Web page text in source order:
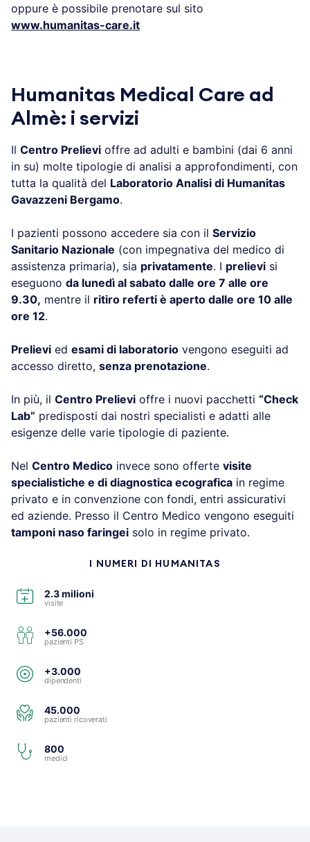
oppure è possibile prenotare sul sito
www.humanitas-care.it
Humanitas Medical Care ad
Almè: i servizi
Il Centro Prelievi offre ad adulti e bambini (dai 6 anni
in su) molte tipologie di analisi a approfondimenti, con
tutta la qualità del Laboratorio Analisi di Humanitas
Gavazzeni Bergamo.
I pazienti possono accedere sia con il Servizio
Sanitario Nazionale (con impegnativa del medico di
assistenza primaria), sia privatamente. I prelievi si
eseguono da lunedì al sabato dalle ore 7 alle ore
9.30, mentre il ritiro referti è aperto dalle ore 10 alle
ore 12.
Prelievi ed esami di laboratorio vengono eseguiti ad
accesso diretto, senza prenotazione.
In più, il Centro Prelievi offre i nuovi pacchetti “Check
Lab” predisposti dai nostri specialisti e adatti alle
esigenze delle varie tipologie di paziente.
Nel Centro Medico invece sono offerte visite
specialistiche e di diagnostica ecografica in regime
privato e in convenzione con fondi, entri assicurativi
ed aziende. Presso il Centro Medico vengono eseguiti
tamponi naso faringei solo in regime privato.
I NUMERI DI HUMANITAS
2.3 milioni
visite
+56.000
pazienti PS
+3.000
dipendenti
45.000
pazienti ricoverati
800
medici